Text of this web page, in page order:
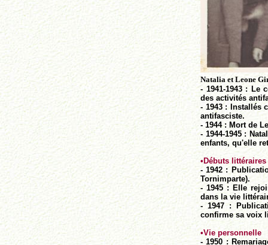
Natalia et Leone
- 1941-1943 : Le
des activités
- 1943 : Installés
antifasciste.
- 1944 : Mort de
- 1944-1945 :
enfants, qu'elle
• Débuts littéraires
- 1942 :
Tornimparte).
- 1945 : Elle
dans la vie
- 1947 :
confirme sa voix
•Vie personnelle
- 1950 :